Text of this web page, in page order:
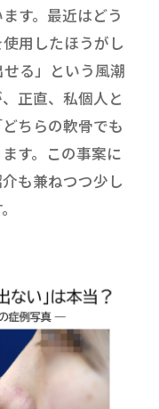
す。最近はどう
用したほうがし
る」という風潮
正直、私個人と
ちらの軟骨でも
す。この事案に
も兼ねつつ少し